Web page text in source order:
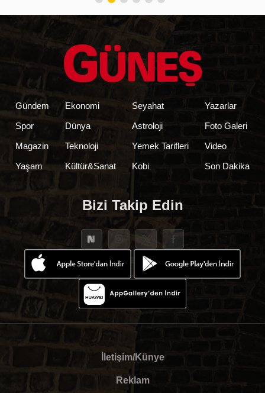
Gündem
Spor
Magazin
Yaşam
Ekonomi
Dünya
Teknoloji
Kültür&Sanat
Seyahat
Astroloji
Yemek Tarifleri
Kobi
Yazarlar
Foto Galeri
Video
Son Dakika
Bizi Takip Edin
İletişim/Künye
Reklam